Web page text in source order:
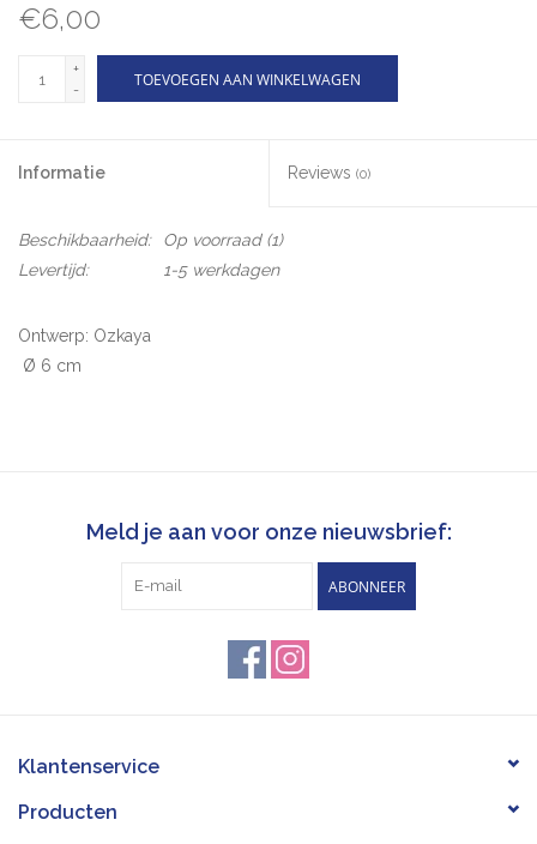
€6,00
+
-
TOEVOEGEN AAN WINKELWAGEN
Informatie Reviews (0)
Beschikbaarheid: Op voorraad(1)
Levertijd:
1-5 werkdagen
Ontwerp: Ozkaya
Ø 6 cm
Meld je aan voor onze nieuwsbrief:
ABONNEER
Klantenservice
Producten